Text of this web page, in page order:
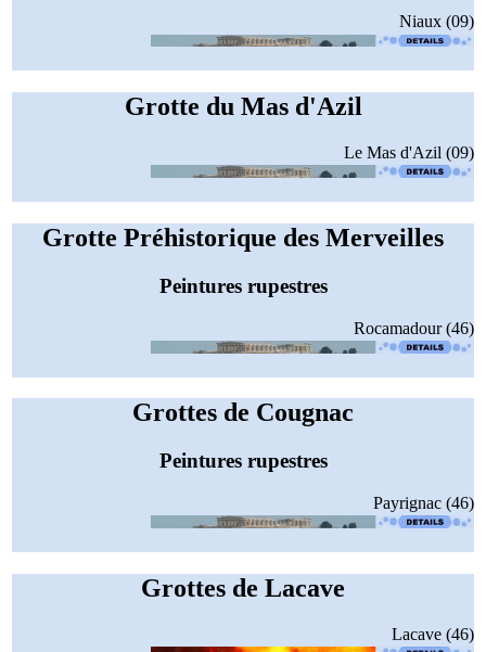
Niaux (09)
Grotte du Mas d'Azil
Le Mas d'Azil (09)
Grotte Préhistorique des Merveilles
Peintures rupestres
Rocamadour (46)
Grottes de Cougnac
Peintures rupestres
Payrignac (46)
Grottes de Lacave
Lacave (46)